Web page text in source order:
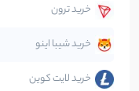
متاورس
خرید ترون
خرید شیبا اینو
خرید لایت کوین